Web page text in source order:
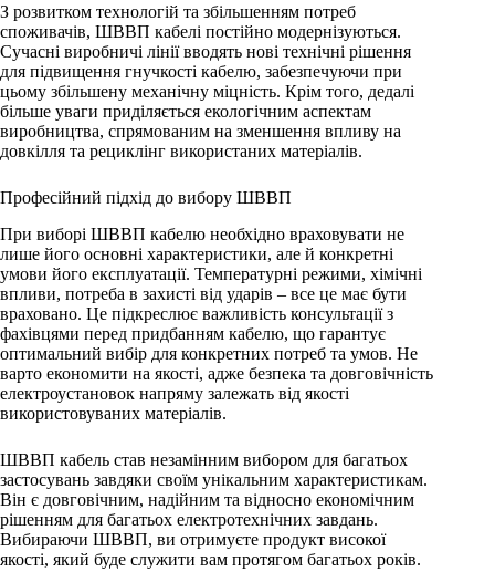
З розвитком технологій та збільшенням потреб
споживачів, ШВВП кабелі постійно модернізуються.
Сучасні виробничі лінії вводять нові технічні рішення
для підвищення гнучкості кабелю, забезпечуючи при
цьому збільшену механічну міцність. Крім того, дедалі
більше уваги приділяється екологічним аспектам
виробництва, спрямованим на зменшення впливу на
довкілля та рециклінг використаних матеріалів.
Професійний підхід до вибору ШВВП
При виборі ШВВП кабелю необхідно враховувати не
лише його основні характеристики, але й конкретні
умови його експлуатації. Температурні режими, хімічні
впливи, потреба в захисті від ударів – все це має бути
враховано. Це підкреслює важливість консультації з
фахівцями перед придбанням кабелю, що гарантує
оптимальний вибір для конкретних потреб та умов. Не
варто економити на якості, адже безпека та довговічність
електроустановок напряму залежать від якості
використовуваних матеріалів.
ШВВП кабель став незамінним вибором для багатьох
застосувань завдяки своїм унікальним характеристикам.
Він є довговічним, надійним та відносно економічним
рішенням для багатьох електротехнічних завдань.
Вибираючи ШВВП, ви отримуєте продукт високої
якості, який буде служити вам протягом багатьох років.